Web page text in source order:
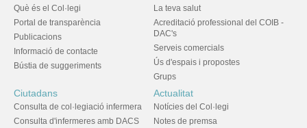
Què és el Col·legi
Portal de transparència
Publicacions
Informació de contacte
Bústia de suggeriments
La teva salut
Acreditació professional del COIB -
DAC's
Serveis comercials
Ús d'espais i propostes
Grups
Ciutadans
Consulta de col·legiació infermera
Consulta d'infermeres amb DACS
Actualitat
Notícies del Col·legi
Notes de premsa